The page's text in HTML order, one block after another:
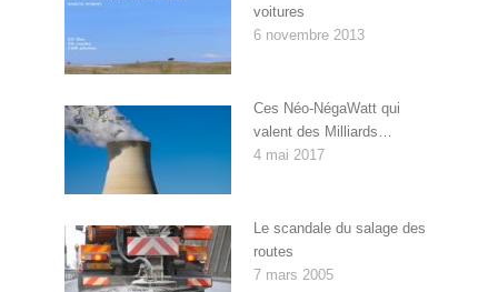
voitures
6 novembre 2013
Ces Néo-NégaWatt qui
valent des Milliards…
4 mai 2017
Le scandale du salage des
routes
7 mars 2005